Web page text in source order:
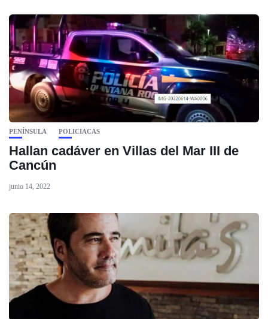
PENÍNSULA POLICIACAS
Hallan cadáver en Villas del Mar III de
Cancún
junio 14, 2022